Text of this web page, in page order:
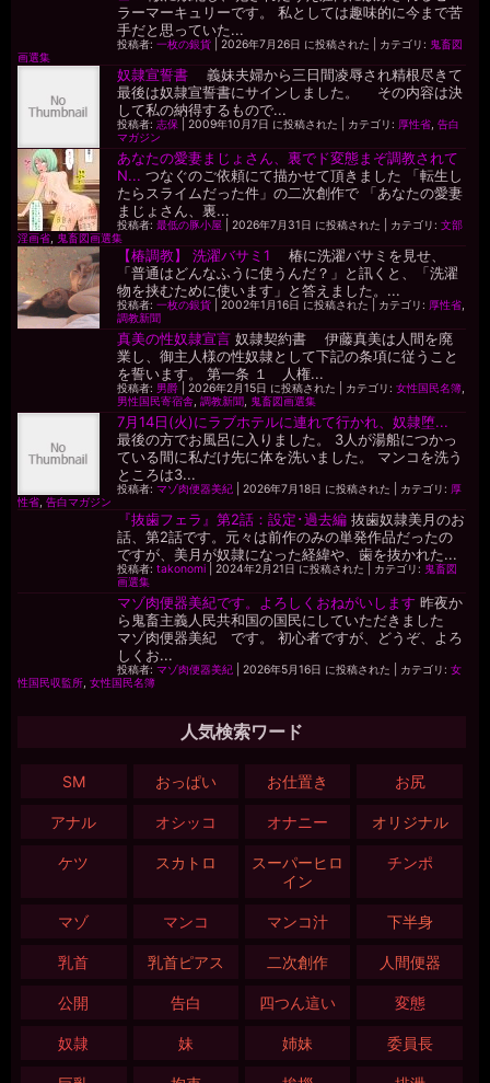
ラーマーキュリーです。 私としては趣味的に今まで苦
手だと思っていた...
投稿者:一枚の銀貨 |2026年7月26日 に投稿された カテゴリ: 鬼畜図
画選集
奴隷宣誓書
義妹夫婦から三日間凌辱され精根尽きて
最後は奴隷宣誓書にサインしました。 その内容は決
して私の納得するもので...
投稿者:志保 |2009年10月7日 に投稿された カテゴリ: 厚性省,告白
マガジン
あなたの愛妻まじょさん、裏でド変態まぞ調教されて
N... つなぐのご依頼にて描かせて頂きました 「転生し
たらスライムだった件」の二次創作で 「あなたの愛妻
まじょさん、裏...
投稿者:最低の豚小屋 |2026年7月31日 に投稿された カテゴリ:文部
淫画省, 鬼畜図画選集
【椿調教】 洗濯バサミ1
椿に洗濯バサミを見せ、
「普通はどんなふうに使うんだ？」と訊くと、「洗濯
物を挟むために使います」と答えました。...
投稿者:一枚の銀貨 |2002年1月16日 に投稿された カテゴリ: 厚性省,
調教新聞
真美の性奴隷宣言 奴隷契約書 伊藤真美は人間を廃
業し、御主人様の性奴隷として下記の条項に従うこと
を誓います。 第一条 １ 人権...
投稿者: 男爵 |2026年2月15日 に投稿された カテゴリ:女性国民名簿,
男性国民寄宿舎,調教新聞, 鬼畜図画選集
7月14日(火)にラブホテルに連れて行かれ、奴隷堕...
最後の方でお風呂に入りました。 3人が湯船につかっ
ている間に私だけ先に体を洗いました。 マンコを洗う
ところは3...
投稿者:マゾ肉便器美紀 |2026年7月18日 に投稿された カテゴリ: 厚
性省,告白マガジン
『抜歯フェラ』第2話：設定･過去編 抜歯奴隷美月のお
話、第2話です。元々は前作のみの単発作品だったの
ですが、美月が奴隷になった経緯や、歯を抜かれた...
投稿者:takonomi |2024年2月21日 に投稿された カテゴリ: 鬼畜図
画選集
マゾ肉便器美紀です。よろしくおねがいします 昨夜か
ら鬼畜主義人民共和国の国民にしていただきました
マゾ肉便器美紀 です。 初心者ですが、どうぞ、よろ
しくお...
投稿者:マゾ肉便器美紀 |2026年5月16日 に投稿された カテゴリ:女
性国民収監所,女性国民名簿
人気検索ワード
SM おっぱい お仕置き お尻
アナル オシッコ オナニー オリジナル
ケツ スカトロ
スーパーヒロ
イン
チンポ
マゾ マンコ マンコ汁 下半身
乳首 乳首ピアス 二次創作 人間便器
公開 告白 四つん這い 変態
奴隷 妹 姉妹 委員長